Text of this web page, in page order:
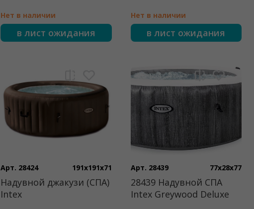
Нет в наличии
в лист ожидания
Нет в наличии
в лист ожидания
Арт. 28424 191x191x71
Надувной джакузи (СПА)
Intex
Арт. 28439 77x28x77
28439 Надувной СПА
Intex Greywood Deluxe